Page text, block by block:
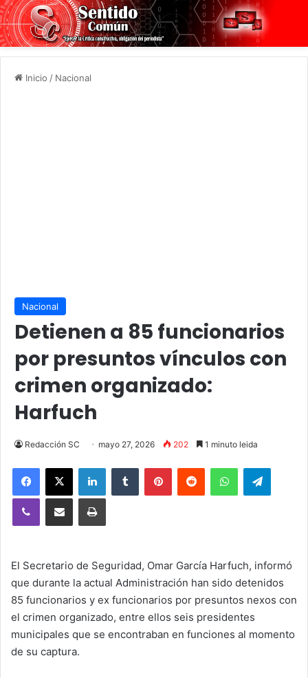
Inicio / Nacional
Nacional
Detienen a 85 funcionarios
por presuntos vínculos con
crimen organizado:
Harfuch
Redacción SC mayo 27, 2026 202 1 minuto leida
Facebook
X LinkedInTumblr PinterestReddit WhatsApp
Viber Compartir vía email Imprimir
El Secretario de Seguridad, Omar García Harfuch, informó
que durante la actual Administración han sido detenidos
85 funcionarios y ex funcionarios por presuntos nexos con
el crimen organizado, entre ellos seis presidentes
municipales que se encontraban en funciones al momento
de su captura.